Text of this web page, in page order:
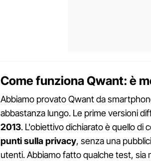
Come funziona Qwant: è
Abbiamo provato Qwant da
abbastanza lungo. Le prime versioni
2013. L'obiettivo dichiarato è quello di
punti sulla privacy, senza una
utenti. Abbiamo fatto qualche test, sia